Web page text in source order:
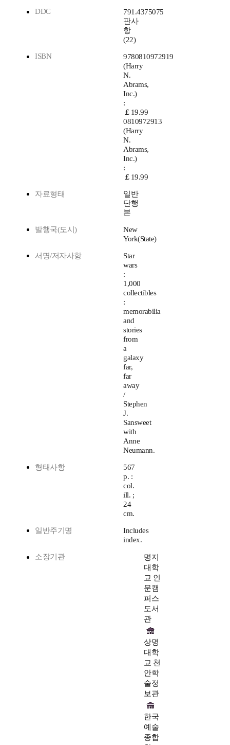
DDC
791.4375075
판사
항
(22)
ISBN
9780810972919
(Harry
N.
Abrams,
Inc.)
:
￡19.99
0810972913
(Harry
N.
Abrams,
Inc.)
:
￡19.99
자료형태
일반
단행
본
발행국(도시)
New
York(State)
서명/저자사항
Star
wars
:
1,000
collectibles
:
memorabilia
and
stories
from
a
galaxy
far,
far
away
/
Stephen
J.
Sansweet
with
Anne
Neumann.
형태사항
567
p. :
col.
ill. ;
24
cm.
일반주기명
Includes
index.
소장기관
명지
대학
교 인
문캠
퍼스
도서
관
상명
대학
교 천
안학
술정
보관
한국
예술
종합